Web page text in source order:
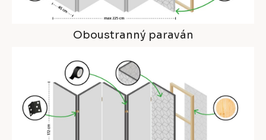
Oboustranný paraván